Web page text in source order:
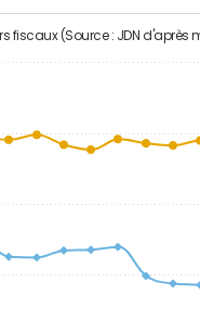
fiscaux (Source : JDN d'après